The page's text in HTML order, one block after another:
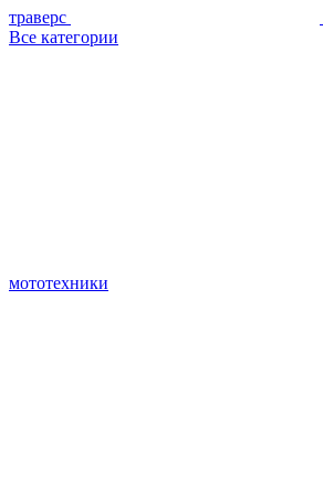
траверс
Все категории
мототехники